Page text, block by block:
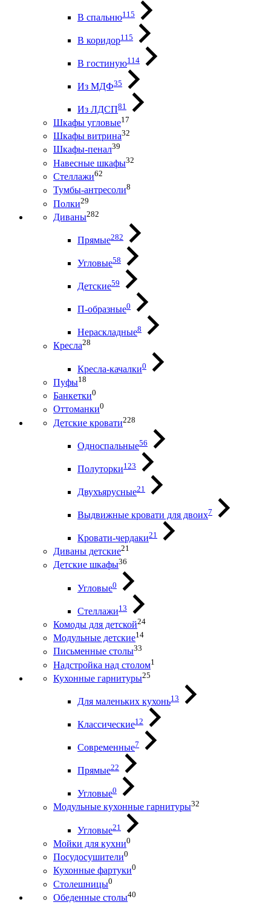
В спальню115
В коридор115
В гостиную114
Из МДФ35
Из ЛДСП81
Шкафы угловые17
Шкафы витрина32
Шкафы-пенал39
Навесные шкафы32
Стеллажи62
Тумбы-антресоли8
Полки29
Диваны282
Прямые282
Угловые58
Детские59
П-образные0
Нераскладные8
Кресла28
Кресла-качалки0
Пуфы18
Банкетки0
Оттоманки0
Детские кровати228
Односпальные56
Полуторки123
Двухъярусные21
Выдвижные кровати для двоих7
Кровати-чердаки21
Диваны детские21
Детские шкафы36
Угловые0
Стеллажи13
Комоды для детской24
Модульные детские14
Письменные столы33
Надстройка над столом1
Кухонные гарнитуры25
Для маленьких кухонь13
Классические12
Современные7
Прямые22
Угловые0
Модульные кухонные гарнитуры32
Угловые21
Мойки для кухни0
Посудосушители0
Кухонные фартуки0
Столешницы0
Обеденные столы40